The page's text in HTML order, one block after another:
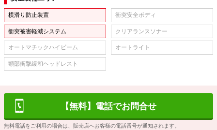
横滑り防止装置 衝突安全ボディ
衝突被害軽減システム クリアランスソナー
オートマチックハイビーム オートライト
頸部衝撃緩和ヘッドレスト
【無料】電話でお問合せ
無料電話をご利用の場合は、販売店へお客様の電話番号が通知されます。